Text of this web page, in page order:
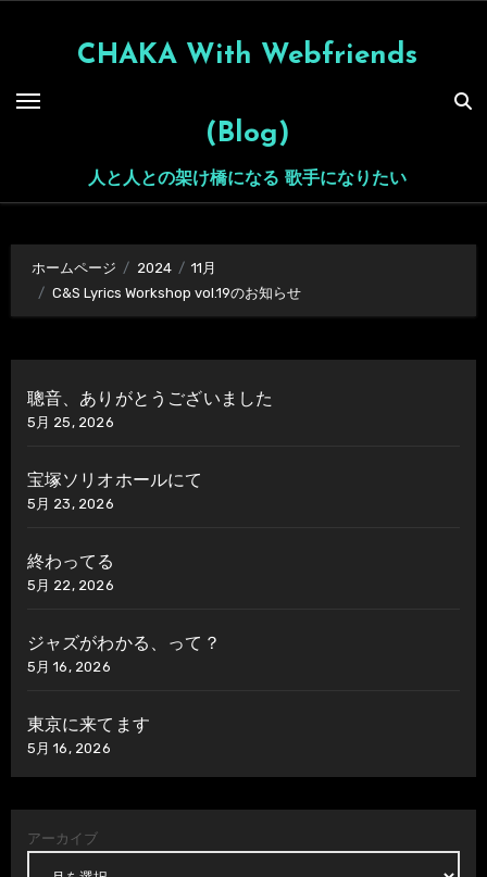
CHAKA With Webfriends
(Blog)
人と人との架け橋になる 歌手になりたい
ホームページ 2024
11月
C&S Lyrics Workshop vol.19のお知らせ
聰音、ありがとうございました
5月 25, 2026
宝塚ソリオホールにて
5月 23, 2026
終わってる
5月 22, 2026
ジャズがわかる、って？
5月 16, 2026
東京に来てます
5月 16, 2026
アーカイブ